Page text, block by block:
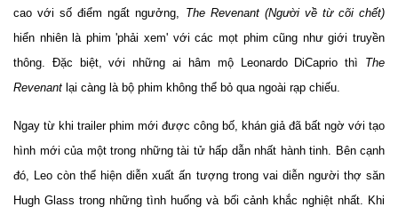
cao với số điểm ngất ngưởng, The Revenant (Người về từ cõi chết)
hiển nhiên là phim 'phải xem' với các mọt phim cũng như giới truyền
thông. Đặc biệt, với những ai hâm mộ Leonardo DiCaprio thì The
Revenant lại càng là bộ phim không thể bỏ qua ngoài rạp chiếu.
Ngay từ khi trailer phim mới được công bố, khán giả đã bất ngờ với tạo
hình mới của một trong những tài tử hấp dẫn nhất hành tinh. Bên cạnh
đó, Leo còn thể hiện diễn xuất ấn tượng trong vai diễn người thợ săn
Hugh Glass trong những tình huống và bối cảnh khắc nghiệt nhất. Khi